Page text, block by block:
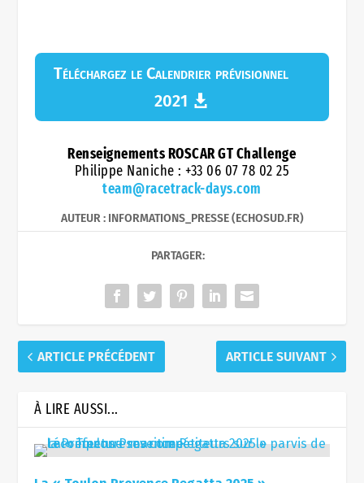
Téléchargez le Calendrier prévisionnel
2021
Renseignements ROSCAR GT Challenge
Philippe Naniche : +33 06 07 78 02 25
team@racetrack-days.com
AUTEUR : INFORMATIONS_PRESSE (ECHOSUD.FR)
PARTAGER:
ARTICLE PRÉCÉDENT ARTICLE SUIVANT
À LIRE AUSSI...